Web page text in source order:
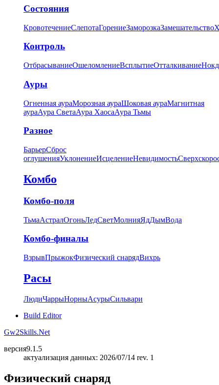
Состояния
КровотечениеСлепотаГорениеЗаморозкаЗамешательство
Контроль
ОтбрасываниеОшеломлениеВсплытиеОтталкивание
Ауры
Огненная аураМорозная аураШоковая аураМагнитная
аураАура СветаАура ХаосаАура Тьмы
Разное
БарьерСброс
оглушенияУклонениеИсцелениеНевидимость
Комбо
Комбо-поля
ТьмаАстралОгоньЛедСветМолнияЯдДымВода
Комбо-финалы
ВзрывПрыжокФизический снарядВихрь
Расы
ЛюдиЧаррыНорныАсурыСильвари
Build Editor
Gw2Skills.Net
версия9.1.5
актуализация данных: 2026/07/14 rev. 1
Физический снаряд